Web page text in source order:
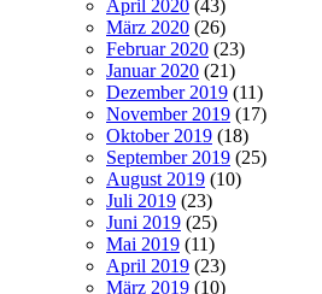
April 2020 (43)
März 2020 (26)
Februar 2020 (23)
Januar 2020 (21)
Dezember 2019 (11)
November 2019 (17)
Oktober 2019 (18)
September 2019 (25)
August 2019 (10)
Juli 2019 (23)
Juni 2019 (25)
Mai 2019 (11)
April 2019 (23)
März 2019 (10)